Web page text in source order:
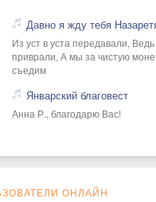
Давно я жду тебя
Из уст в уста передавали,
приврали, А мы за чистую
съедим
Январский благовест
Анна Р., благодарю Вас!
ОНЛАЙН